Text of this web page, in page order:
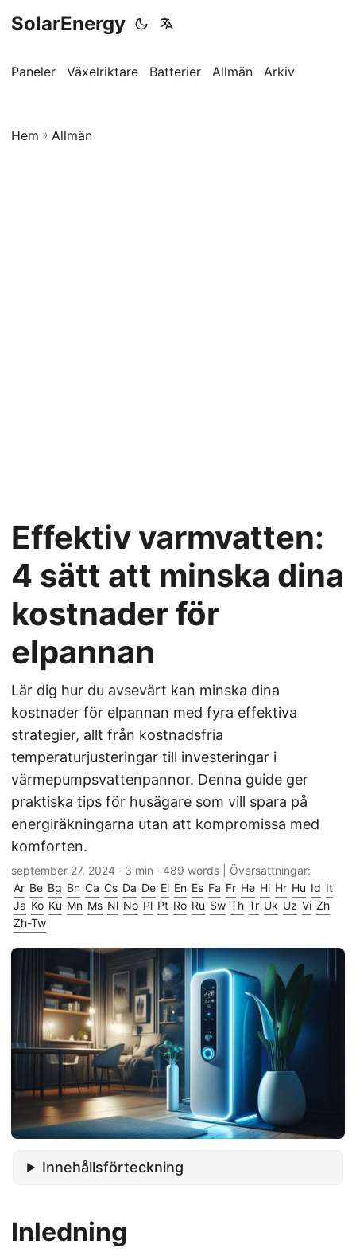
SolarEnergy
Paneler Växelriktare Batterier Allmän Arkiv
Hem » Allmän
Effektiv varmvatten:
4 sätt att minska dina
kostnader för
elpannan
Lär dig hur du avsevärt kan minska dina
kostnader för elpannan med fyra effektiva
strategier, allt från kostnadsfria
temperaturjusteringar till investeringar i
värmepumpsvattenpannor. Denna guide ger
praktiska tips för husägare som vill spara på
energiräkningarna utan att kompromissa med
komforten.
september 27, 2024 · 3 min · 489 words | Översättningar:
Ar Be Bg Bn Ca Cs Da De El En Es Fa Fr He Hi Hr Hu Id It
Ja Ko Ku Mn Ms Nl No Pl Pt Ro Ru Sw Th Tr Uk Uz Vi Zh
Zh-Tw
Innehållsförteckning
Inledning